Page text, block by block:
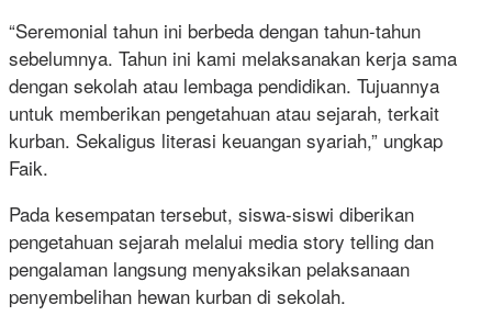
“Seremonial tahun ini berbeda dengan tahun-tahun
sebelumnya. Tahun ini kami melaksanakan kerja sama
dengan sekolah atau lembaga pendidikan. Tujuannya
untuk memberikan pengetahuan atau sejarah, terkait
kurban. Sekaligus literasi keuangan syariah,” ungkap
Faik.
Pada kesempatan tersebut, siswa-siswi diberikan
pengetahuan sejarah melalui media story telling dan
pengalaman langsung menyaksikan pelaksanaan
penyembelihan hewan kurban di sekolah.